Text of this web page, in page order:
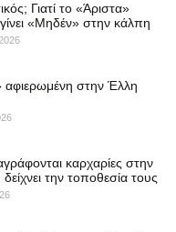
Γιατί το «Άριστα»
«Μηδέν» στην κάλπη
στην Έλλη
καρχαρίες στην
την τοποθεσία τους